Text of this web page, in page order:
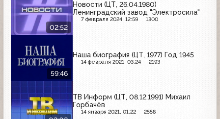
02:52
Новости (ЦТ, 26.04.1980)
Ленинградский завод "Электросила"
7 февраля 2024, 12:59 1300
59:46
Наша биография (ЦТ, 1977) Год 1945
14 февраля 2021, 03:24 2193
ТВ Информ (ЦТ, 08.12.1991) Михаил
Горбачёв
14 января 2021, 01:22 2558